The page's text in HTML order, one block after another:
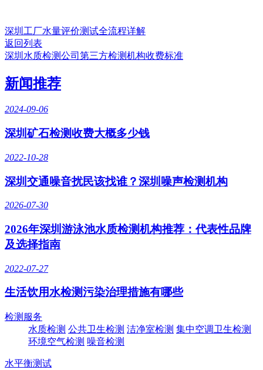
深圳工厂水量评价测试全流程详解
返回列表
深圳水质检测公司第三方检测机构收费标准
新闻推荐
2024-09-06
深圳矿石检测收费大概多少钱
2022-10-28
深圳交通噪音扰民该找谁？深圳噪声检测机构
2026-07-30
2026年深圳游泳池水质检测机构推荐：代表性品牌
及选择指南
2022-07-27
生活饮用水检测污染治理措施有哪些
检测服务
水质检测 公共卫生检测 洁净室检测 集中空调卫生检测
环境空气检测 噪音检测
水平衡测试